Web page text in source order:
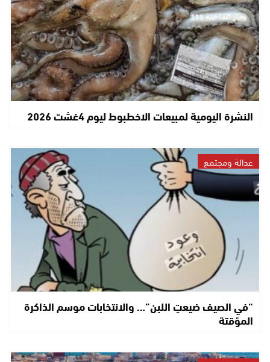
النشرة اليومية لمبيعات الاخطبوط ليوم 4غشت 2026
عدالة ومجتمع
“في الصيف ضيعتِ اللبن”… والانتخابات موسم الذاكرة
المؤقتة